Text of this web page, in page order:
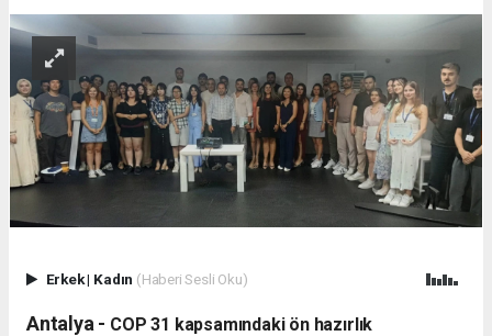
Erkek| Kadın (Haberi Sesli Oku)
Antalya - ​COP 31 kapsamındaki ön hazırlık